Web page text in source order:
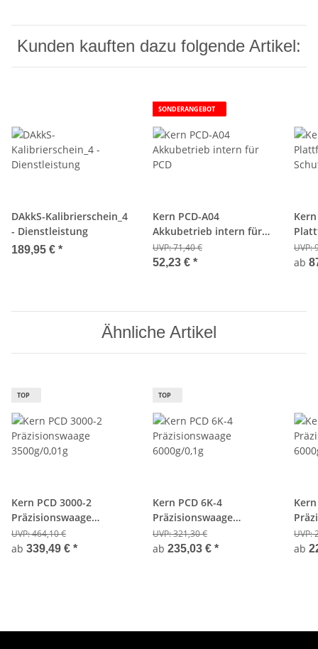
Kunden kauften dazu folgende Artikel:
DAkkS-Kalibrierschein_4
- Dienstleistung
189,95 € *
SONDERANGEBOT
Kern PCD-A04
Akkubetrieb intern für
PCD
UVP:71,40 €
52,23 € *
UVP:
ab
Ähnliche Artikel
TOP
Kern PCD 3000-2
Präzisionswaage
3500g/0,01g
UVP:464,10 €
ab 339,49 € *
TOP
Kern PCD 6K-4
Präzisionswaage
6000g/0,1g
UVP:321,30 €
ab 235,03 € *
UVP:
ab